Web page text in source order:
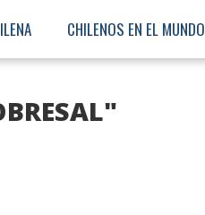
CHILENOS EN EL MUNDO